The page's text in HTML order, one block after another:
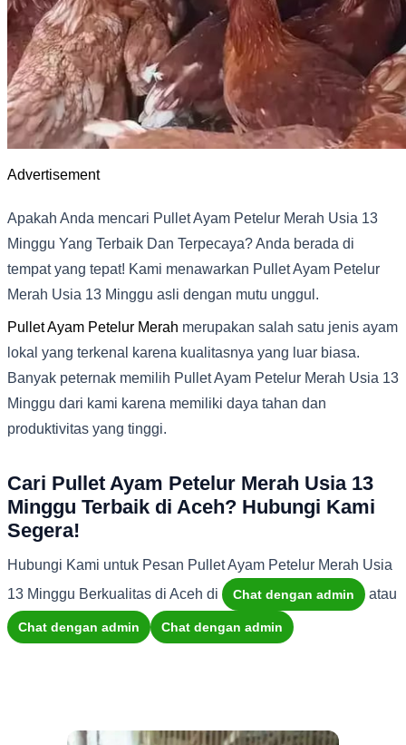
Advertisement
Apakah Anda mencari Pullet Ayam Petelur Merah Usia 13
Minggu Yang Terbaik Dan Terpecaya? Anda berada di
tempat yang tepat! Kami menawarkan Pullet Ayam Petelur
Merah Usia 13 Minggu asli dengan mutu unggul.
Pullet Ayam Petelur Merah merupakan salah satu jenis ayam
lokal yang terkenal karena kualitasnya yang luar biasa.
Banyak peternak memilih Pullet Ayam Petelur Merah Usia 13
Minggu dari kami karena memiliki daya tahan dan
produktivitas yang tinggi.
Cari Pullet Ayam Petelur Merah Usia 13
Minggu Terbaik di Aceh? Hubungi Kami
Segera!
Hubungi Kami untuk Pesan Pullet Ayam Petelur Merah Usia
13 Minggu Berkualitas di Aceh di
Chat dengan admin atau
Chat dengan admin Chat dengan admin